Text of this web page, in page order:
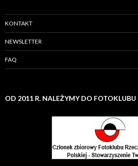
KONTAKT
NEWSLETTER
FAQ
OD 2011 R. NALEŻYMY DO FOTOKLUBU